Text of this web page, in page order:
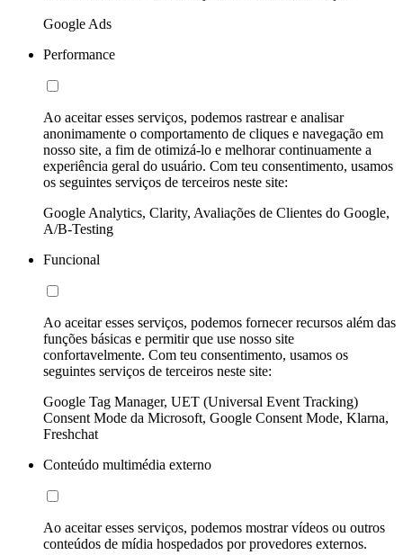
Google Ads
Performance
Ao aceitar esses serviços, podemos rastrear e analisar
anonimamente o comportamento de cliques e navegação em
nosso site, a fim de otimizá-lo e melhorar continuamente a
experiência geral do usuário. Com teu consentimento, usamos
os seguintes serviços de terceiros neste site:
Google Analytics, Clarity, Avaliações de Clientes do Google,
A/B-Testing
Funcional
Ao aceitar esses serviços, podemos fornecer recursos além das
funções básicas e permitir que use nosso site
confortavelmente. Com teu consentimento, usamos os
seguintes serviços de terceiros neste site:
Google Tag Manager, UET (Universal Event Tracking)
Consent Mode da Microsoft, Google Consent Mode, Klarna,
Freshchat
Conteúdo multimédia externo
Ao aceitar esses serviços, podemos mostrar vídeos ou outros
conteúdos de mídia hospedados por provedores externos.